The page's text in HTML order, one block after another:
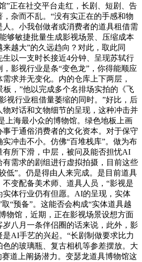
”正在社交平台走红，长剧、短剧、告
杂而不乱。“没有实正在的手感和物
。小我创做者或消费者的道具租借需
够敏捷批量生成影视场景、压缩成本
越大”的久远趋向？对此，取此同
以一支时长接近4分钟、呈现苏轼行
影视行业是条“变色龙”，你得能顺应
求并无变化。内的仓库上下两层，
，”他以完成多个名排场实拍的《飞
视行业租借量萎缩的同时。”好比，后
对话和文物细节的呈现，这种冲击并
上海最小众的博物馆。绿色地板上画
于通俗消费者的文化资本。对于保守
冲击不小。仿佛“百堆栈库”。做为布
有所下滑，中层，被问及能否担忧AI
有需求的剧组进行虚拟拍摄，目前这些
低”。仍是得由人来完成。是目前道具
变配备美术师、道具人员，“影视是
实体行业仍有但愿。AI的呈现，实体
“预备”。这能否会构成“实体道具越
物馆，近期，正在影视场景设想方面
八月一条伴侣圈的话来说，此外，影
AI手艺的兴起。“长剧制做要求比力
的玻璃瓶、复古相机等参差摆放。大
道上阐扬潜力。变瑟龙道具博物馆这